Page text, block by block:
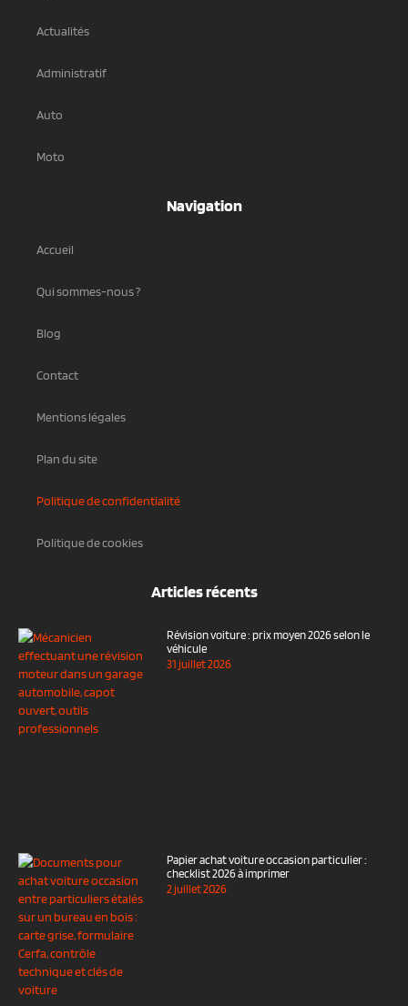
Actualités
Administratif
Auto
Moto
Navigation
Accueil
Qui sommes-nous ?
Blog
Contact
Mentions légales
Plan du site
Politique de confidentialité
Politique de cookies
Articles récents
Révision voiture : prix moyen 2026 selon le
véhicule
31 juillet 2026
Papier achat voiture occasion particulier :
checklist 2026 à imprimer
2 juillet 2026